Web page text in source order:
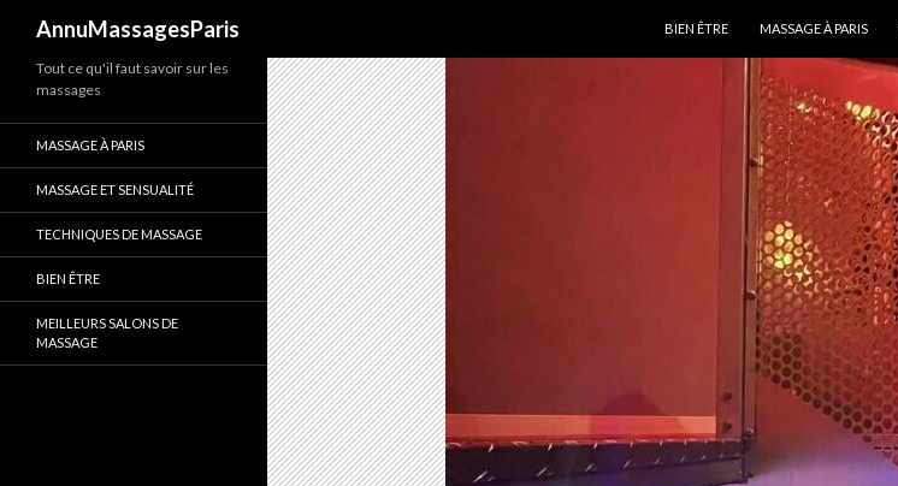
AnnuMassagesParis
BIEN ÊTRE
MASSAGE À PARIS
Tout ce qu'il faut savoir sur les
massages
MASSAGE À PARIS
MASSAGE ET SENSUALITÉ
TECHNIQUES DE MASSAGE
BIEN ÊTRE
MEILLEURS SALONS DE
MASSAGE